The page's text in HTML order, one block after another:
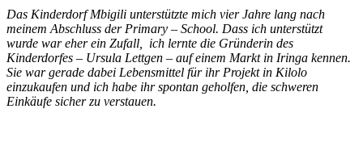
Das Kinderdorf Mbigili unterstützte mich vier Jahre lang nach
meinem Abschluss der Primary – School. Dass ich unterstützt
wurde war eher ein Zufall, ich lernte die Gründerin des
Kinderdorfes – Ursula Lettgen – auf einem Markt in Iringa kennen.
Sie war gerade dabei Lebensmittel für ihr Projekt in Kilolo
einzukaufen und ich habe ihr spontan geholfen, die schweren
Einkäufe sicher zu verstauen.